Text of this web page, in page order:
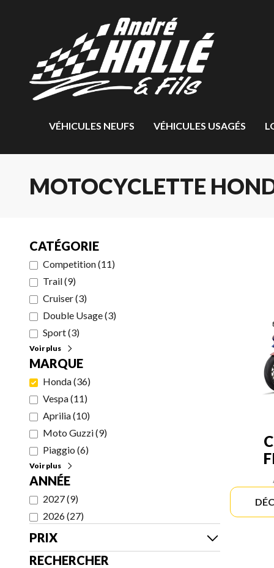
VÉHICULES NEUFS VÉHICULES USAGÉS
MOTOCYCLETTE
CATÉGORIE
Competition(11)
Trail(9)
Cruiser(3)
Double Usage(3)
Sport(3)
Voir plus
MARQUE
Honda(36)
Vespa(11)
Aprilia(10)
Moto Guzzi(9)
Piaggio (6)
Voir plus
ANNÉE
2027(9)
2026(27)
PRIX
RECHERCHER